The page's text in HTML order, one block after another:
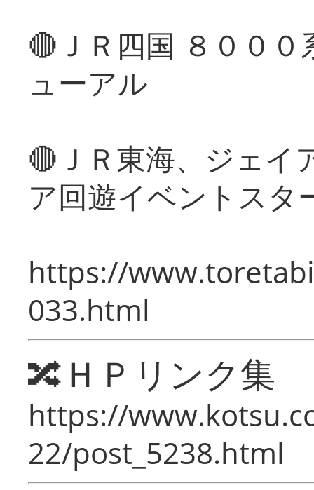
🔴ＪＲ四国 ８００
ューアル
🔴ＪＲ東海、ジェイ
ア回遊イベントスタ
https://
033.html
🔀ＨＰリンク集
https://
22/post_5238.html